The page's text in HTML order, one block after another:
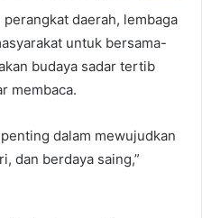
daerah, lembaga
untuk bersama-
budaya sadar tertib
membaca.
dalam mewujudkan
dan berdaya saing,”